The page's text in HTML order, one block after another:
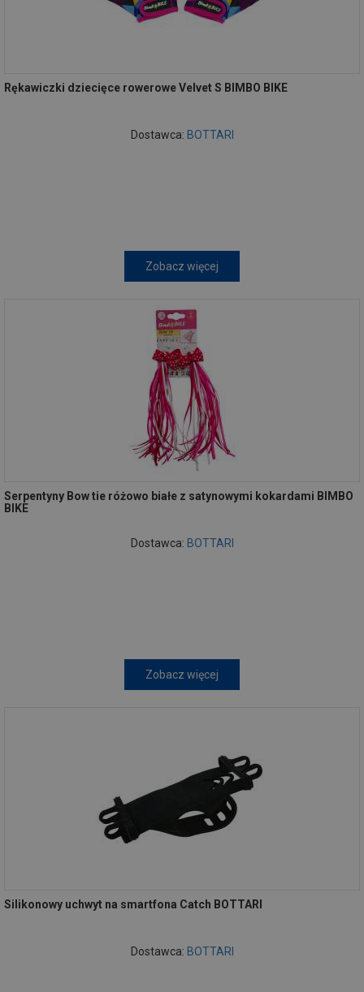
Rękawiczki dziecięce rowerowe Velvet S BIMBO BIKE
Dostawca: BOTTARI
Zobacz więcej
Serpentyny Bow tie różowo białe z satynowymi kokardami BIMBO
BIKE
Dostawca: BOTTARI
Zobacz więcej
Silikonowy uchwyt na smartfona Catch BOTTARI
Dostawca: BOTTARI